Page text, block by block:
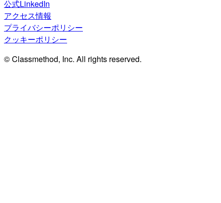
公式LinkedIn
アクセス情報
プライバシーポリシー
クッキーポリシー
© Classmethod, Inc. All rights reserved.